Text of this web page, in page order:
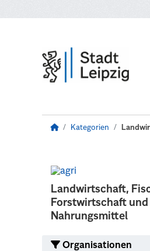
Kategorien
Landwirtschaft,
Forstwirtschaft und
Nahrungsmittel
Organisationen